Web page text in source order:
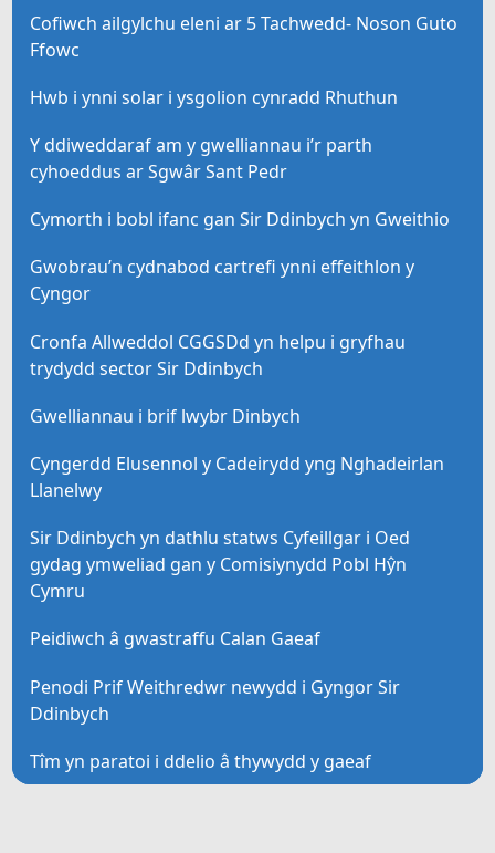
Cofiwch ailgylchu eleni ar 5 Tachwedd- Noson Guto
Ffowc
Hwb i ynni solar i ysgolion cynradd Rhuthun
Y ddiweddaraf am y gwelliannau i’r parth
cyhoeddus ar Sgwâr Sant Pedr
Cymorth i bobl ifanc gan Sir Ddinbych yn Gweithio
Gwobrau’n cydnabod cartrefi ynni effeithlon y
Cyngor
Cronfa Allweddol CGGSDd yn helpu i gryfhau
trydydd sector Sir Ddinbych
Gwelliannau i brif lwybr Dinbych
Cyngerdd Elusennol y Cadeirydd yng Nghadeirlan
Llanelwy
Sir Ddinbych yn dathlu statws Cyfeillgar i Oed
gydag ymweliad gan y Comisiynydd Pobl Hŷn
Cymru
Peidiwch â gwastraffu Calan Gaeaf
Penodi Prif Weithredwr newydd i Gyngor Sir
Ddinbych
Tîm yn paratoi i ddelio â thywydd y gaeaf